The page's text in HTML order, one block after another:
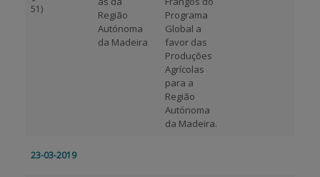
51)
Região
Autónoma
da Madeira
Programa
Global a
favor das
Produções
Agrícolas
para a
Região
Autónoma
da Madeira.
23-03-2019